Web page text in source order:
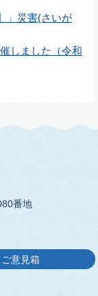
」災害(さいが
しました（令和
番地
ご意見箱